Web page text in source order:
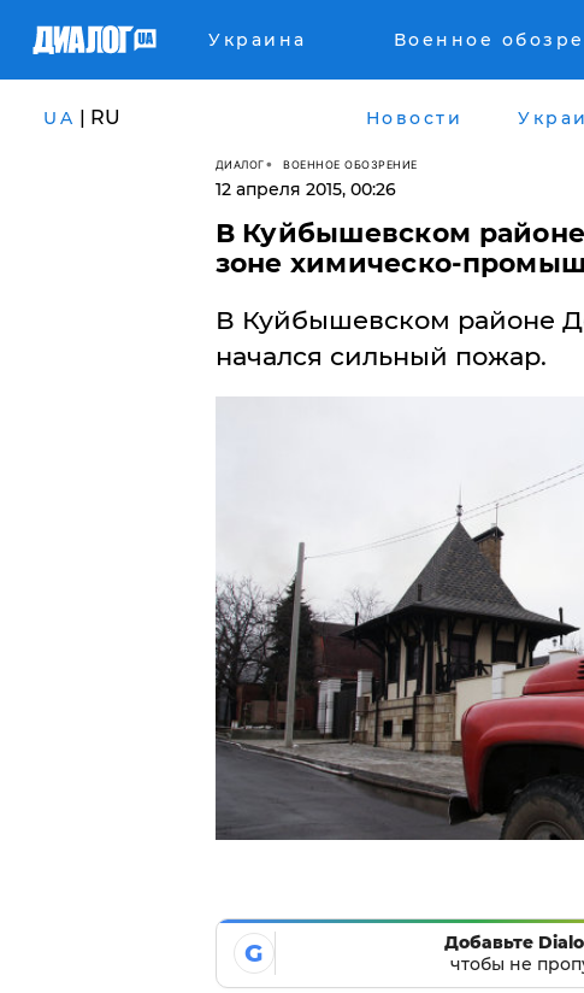
Украина Военное
UA | RU Новости
ДИАЛОГ ВОЕННОЕ ОБОЗРЕНИЕ
12 апреля 2015, 00:26
В Куйбышевском
зоне химическо-
В Куйбышевском районе
начался сильный пожар.
G
Добавьте
чтобы не